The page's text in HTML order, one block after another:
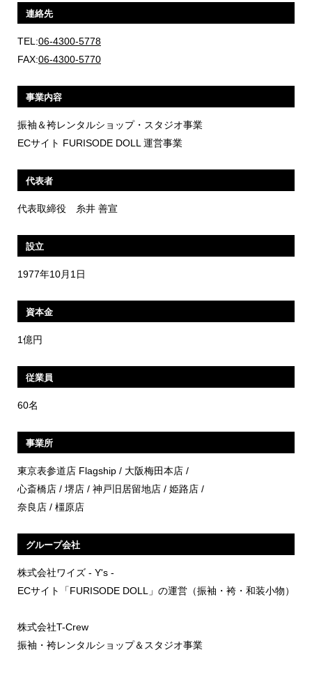
連絡先
TEL:06-4300-5778
FAX:06-4300-5770
事業内容
振袖＆袴レンタルショップ・スタジオ事業
ECサイト FURISODE DOLL 運営事業
代表者
代表取締役 糸井 善宣
設立
1977年10月1日
資本金
1億円
従業員
60名
事業所
東京表参道店 Flagship / 大阪梅田本店 /
心斎橋店 / 堺店 / 神戸旧居留地店 / 姫路店 /
奈良店 / 橿原店
グループ会社
株式会社ワイズ - Y's -
ECサイト「FURISODE DOLL」の運営（振袖・袴・和装小物）
株式会社T-Crew
振袖・袴レンタルショップ＆スタジオ事業